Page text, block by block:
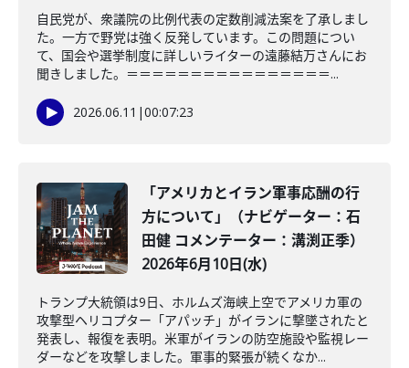
自民党が、衆議院の比例代表の定数削減法案を了承しまし
た。一方で野党は強く反発しています。この問題につい
て、国会や選挙制度に詳しいライターの遠藤結万さんにお
聞きしました。＝＝＝＝＝＝＝＝＝＝＝＝＝＝＝＝...
2026.06.11 |00:07:23
「アメリカとイラン軍事応酬の行
方について」（ナビゲーター：石
田健 コメンテーター：溝渕正季）
2026年6月10日(水)
トランプ大統領は9日、ホルムズ海峡上空でアメリカ軍の
攻撃型ヘリコプター「アパッチ」がイランに撃墜されたと
発表し、報復を表明。米軍がイランの防空施設や監視レー
ダーなどを攻撃しました。軍事的緊張が続くなか...